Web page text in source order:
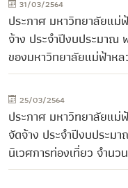
31/03/2564
ประกาศ มหาวิทยาลัยแม่
จ้าง ประจำปีงบประมาณ
ของมหาวิทยาลัยแม่ฟ้าห
25/03/2564
ประกาศ มหาวิทยาลัยแม่
จัดจ้าง ประจำปีงบประม
นิเวศการท่องเที่ยว จำนว